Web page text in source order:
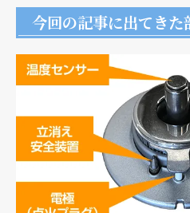
今回の記事に出てきた